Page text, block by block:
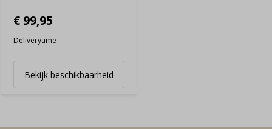
€ 99,95
Deliverytime
Bekijk beschikbaarheid